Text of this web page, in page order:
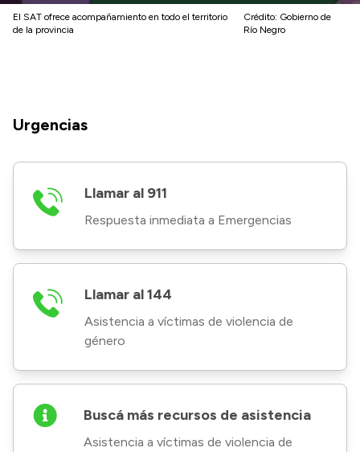
El SAT ofrece acompañamiento en todo el territorio
de la provincia
Crédito: Gobierno de
Río Negro
Urgencias
Llamar al 911
Respuesta inmediata a Emergencias
Llamar al 144
Asistencia a víctimas de violencia de
género
Buscá más recursos de asistencia
Asistencia a víctimas de violencia de